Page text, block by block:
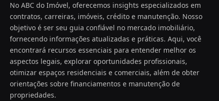
No ABC do Imóvel, oferecemos insights especializados em
contratos, carreiras, imóveis, crédito e manutenção. Nosso
objetivo é ser seu guia confiável no mercado imobiliário,
fornecendo informações atualizadas e práticas. Aqui, você
encontrará recursos essenciais para entender melhor os
aspectos legais, explorar oportunidades profissionais,
otimizar espaços residenciais e comerciais, além de obter
orientações sobre financiamentos e manutenção de
propriedades.